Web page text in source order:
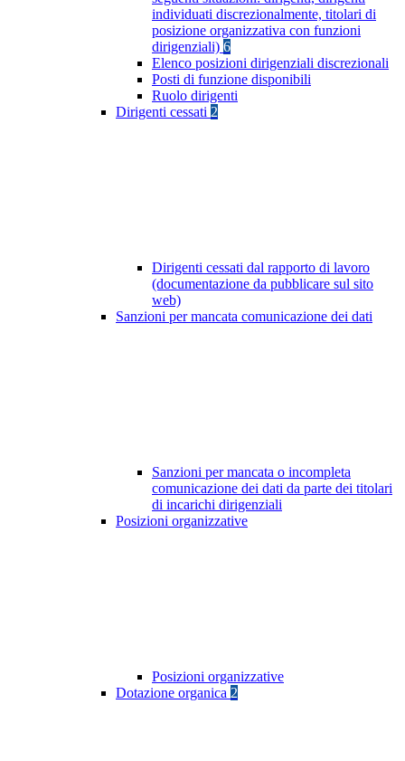
individuati discrezionalmente, titolari di
posizione organizzativa con funzioni
dirigenziali) 6
Elenco posizioni dirigenziali discrezionali
Posti di funzione disponibili
Ruolo dirigenti
Dirigenti cessati 2
Dirigenti cessati dal rapporto di lavoro
(documentazione da pubblicare sul sito
web)
Sanzioni per mancata comunicazione dei dati
Sanzioni per mancata o incompleta
comunicazione dei dati da parte dei titolari
di incarichi dirigenziali
Posizioni organizzative
Posizioni organizzative
Dotazione organica 2